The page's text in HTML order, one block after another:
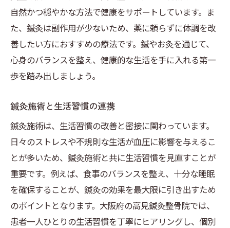
自然かつ穏やかな方法で健康をサポートしています。ま
た、鍼灸は副作用が少ないため、薬に頼らずに体調を改
善したい方におすすめの療法です。鍼やお灸を通じて、
心身のバランスを整え、健康的な生活を手に入れる第一
歩を踏み出しましょう。
鍼灸施術と生活習慣の連携
鍼灸施術は、生活習慣の改善と密接に関わっています。
日々のストレスや不規則な生活が血圧に影響を与えるこ
とが多いため、鍼灸施術と共に生活習慣を見直すことが
重要です。例えば、食事のバランスを整え、十分な睡眠
を確保することが、鍼灸の効果を最大限に引き出すため
のポイントとなります。大阪府の高見鍼灸整骨院では、
患者一人ひとりの生活習慣を丁寧にヒアリングし、個別